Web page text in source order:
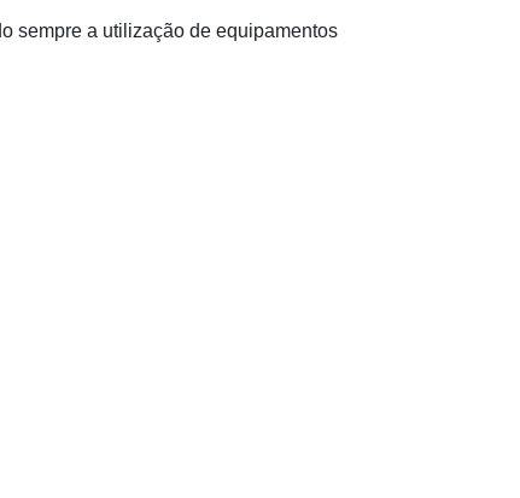
sempre a utilização de equipamentos